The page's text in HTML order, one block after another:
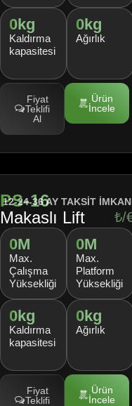
0kg
Kaldırma
kapasitesi
0kg
Ağırlık
Fiyat
Teklifi
Al
Ürün
İncele
PS-16
Makaslı Lift
0M
Max.
Çalışma
Yüksekliği
0M
Max.
Platform
Yüksekliği
0kg
Kaldırma
kapasitesi
0kg
Ağırlık
Fiyat
Teklifi
Ürün
İncele
12-24-36 AY TAKSİT
₺/